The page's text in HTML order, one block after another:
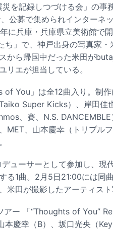
を記録しつづける会」の事
公募で集められインターネ
兵庫・兵庫県立美術館で
」で、神戸出身の写真家・
から帰国中だった米田が
リエが担当している。
You」は全12曲入り。制作
Super Kicks）、岸田佳
、賽、N.S.
MET、山本慶幸（トリプル
ューサーとして参加し、現
る1曲。2月5日21:00には同
田が撮影したアーティスト
ー 「“Thoughts of You”
慶幸（B）、坂口光央（